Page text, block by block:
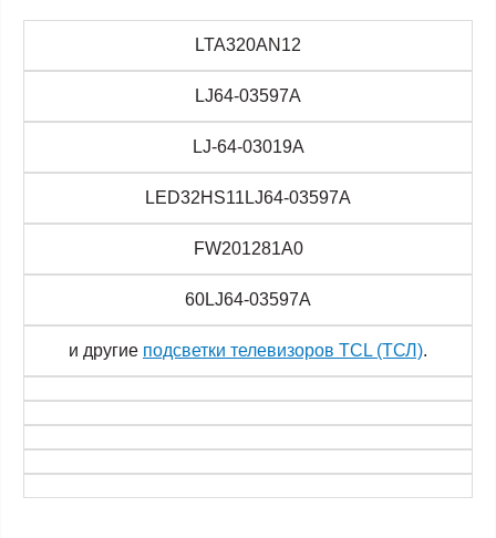
LTA320AN12
LJ64-03597A
LJ-64-03019A
LED32HS11LJ64-03597A
FW201281A0
60LJ64-03597A
и другие подсветки телевизоров TCL (ТСЛ).